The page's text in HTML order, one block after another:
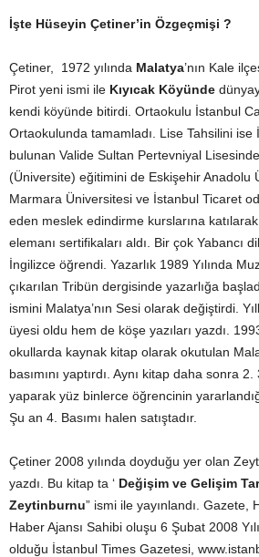
İşte Hüseyin Çetiner’in Özgeçmişi ?
Çetiner, 1972 yılında Malatya’nın Kale
Pirot yeni ismi ile Kıyıcak Köyünde
kendi köyünde bitirdi. Ortaokulu İstanbul
Ortaokulunda tamamladı. Lise Tahsilini ise
bulunan Valide Sultan Pertevniyal
(Üniversite) eğitimini de Eskişehir Anadolu
Marmara Üniversitesi ve İstanbul Ticaret
eden meslek edindirme kurslarına
elemanı sertifikaları aldı. Bir çok Yabancı
İngilizce öğrendi. Yazarlık 1989 Yılında
çıkarılan Tribün dergisinde yazarlığa
ismini Malatya’nın Sesi olarak değiştirdi.
üyesi oldu hem de köşe yazıları yazdı.
okullarda kaynak kitap olarak okutulan
basımını yaptırdı. Aynı kitap daha sonra 2.
yaparak yüz binlerce öğrencinin
Şu an 4. Basımı halen satıştadır.
Çetiner 2008 yılında doyduğu yer olan
yazdı. Bu kitap ta ‘ Değişim ve Gelişim
Zeytinburnu” ismi ile yayınlandı. Gazete,
Haber Ajansı Sahibi oluşu 6 Şubat 2008
olduğu İstanbul Times Gazetesi,